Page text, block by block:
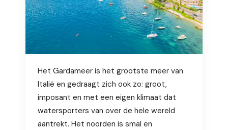
Het Gardameer is het grootste meer van
Italië en gedraagt zich ook zo: groot,
imposant en met een eigen klimaat dat
watersporters van over de hele wereld
aantrekt. Het noorden is smal en